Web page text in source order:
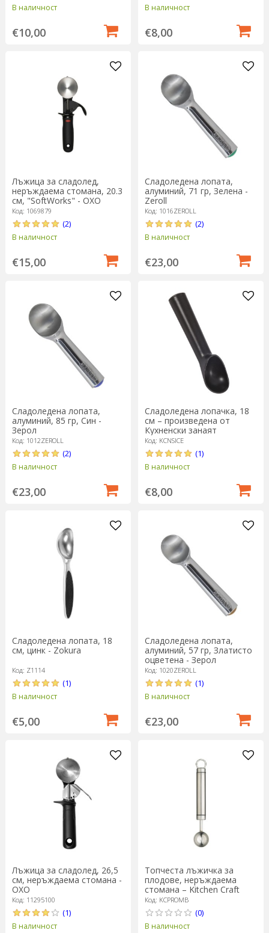
В наличност
€10,00
В наличност
€8,00
Лъжица за сладолед,
неръждаема стомана, 20.3
см, "SoftWorks" - OXO
Код: 1069879
(2)
В наличност
€15,00
Сладоледена лопата,
алуминий, 71 гр, Зелена -
Zeroll
Код: 1016ZEROLL
(2)
В наличност
€23,00
Сладоледена лопата,
алуминий, 85 гр, Син -
Зерол
Код: 1012ZEROLL
(2)
В наличност
€23,00
Сладоледена лопачка, 18
см – произведена от
Кухненски занаят
Код: KCNSICE
(1)
В наличност
€8,00
Сладоледена лопата, 18
см, цинк - Zokura
Код: Z1114
(1)
В наличност
€5,00
Сладоледена лопата,
алуминий, 57 гр, Златисто
оцветена - Зерол
Код: 1020ZEROLL
(1)
В наличност
€23,00
Лъжица за сладолед, 26,5
см, неръждаема стомана -
OXO
Код: 11295100
(1)
В наличност
Топчеста лъжичка за
плодове, неръждаема
стомана – Kitchen Craft
Код: KCPROMB
(0)
В наличност